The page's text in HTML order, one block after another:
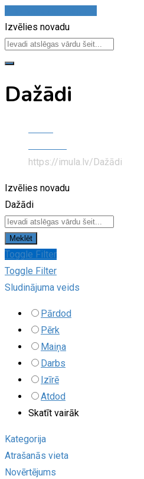
Izvēlies novadu
Dažādi
https://imula.lv/ Dažādi
Izvēlies novadu
Dažādi
Meklēt
Toggle Filter
Toggle Filter
Sludinājuma veids
Pārdod
Pērk
Maiņa
Darbs
Izīrē
Atdod
Skatīt vairāk
Kategorija
Atrašanās vieta
Novērtējums